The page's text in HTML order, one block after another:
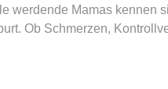
werdende Mamas kennen
Ob Schmerzen,